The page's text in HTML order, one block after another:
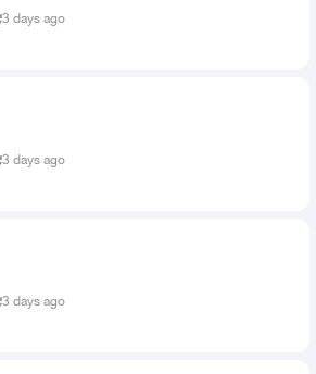
3 days ago
3 days ago
3 days ago